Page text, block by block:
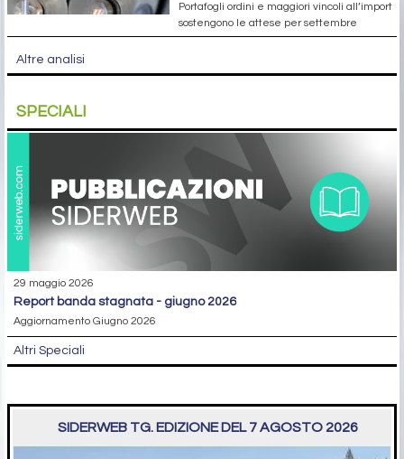
Portafogli ordini e maggiori vincoli all’import
sostengono le attese per settembre
Altre analisi
SPECIALI
29 maggio 2026
report banda stagnata - giugno 2026
Aggiornamento Giugno 2026
Altri Speciali
SIDERWEB TG. EDIZIONE DEL 7 AGOSTO 2026